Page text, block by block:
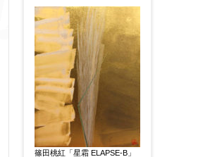
篠田桃紅「星霜 ELAPSE-B」